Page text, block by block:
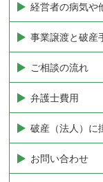
経営者の病気や
事業譲渡と破産
ご相談の流れ
弁護士費用
破産（法人）に
お問い合わせ